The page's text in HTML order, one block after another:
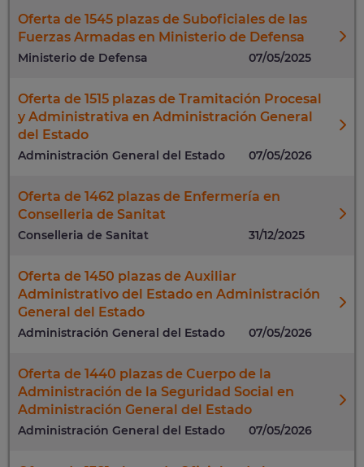
Oferta de 1545 plazas de Suboficiales de las
Fuerzas Armadas en Ministerio de Defensa
Ministerio de Defensa 07/05/2025
Oferta de 1515 plazas de Tramitación Procesal
y Administrativa en Administración General
del Estado
Administración General del Estado 07/05/2026
Oferta de 1462 plazas de Enfermería en
Conselleria de Sanitat
Conselleria de Sanitat 31/12/2025
Oferta de 1450 plazas de Auxiliar
Administrativo del Estado en Administración
General del Estado
Administración General del Estado 07/05/2026
Oferta de 1440 plazas de Cuerpo de la
Administración de la Seguridad Social en
Administración General del Estado
Administración General del Estado 07/05/2026